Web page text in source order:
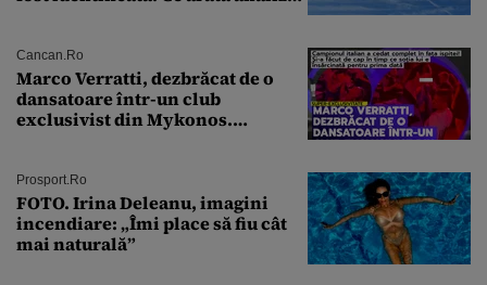
Cancan.ro
Marco Verratti, dezbrăcat de o
dansatoare într-un club
exclusivist din Mykonos.
Prosport.ro
FOTO. Irina Deleanu, imagini
incendiare: „Îmi place să fiu cât
mai naturală”